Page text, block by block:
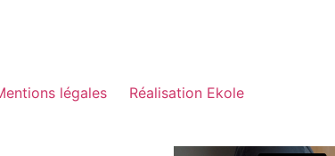
légales Réalisation Ekole